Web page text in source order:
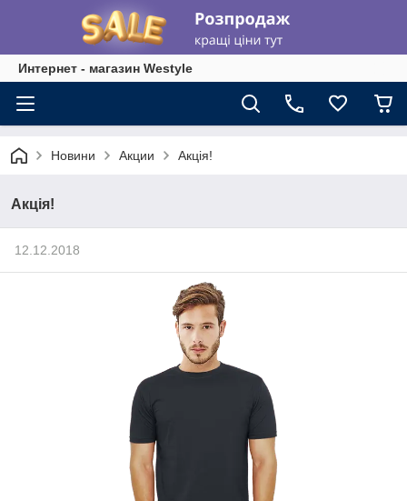
Интернет - магазин Westyle
Новини Акции Акція!
Акція!
12.12.2018